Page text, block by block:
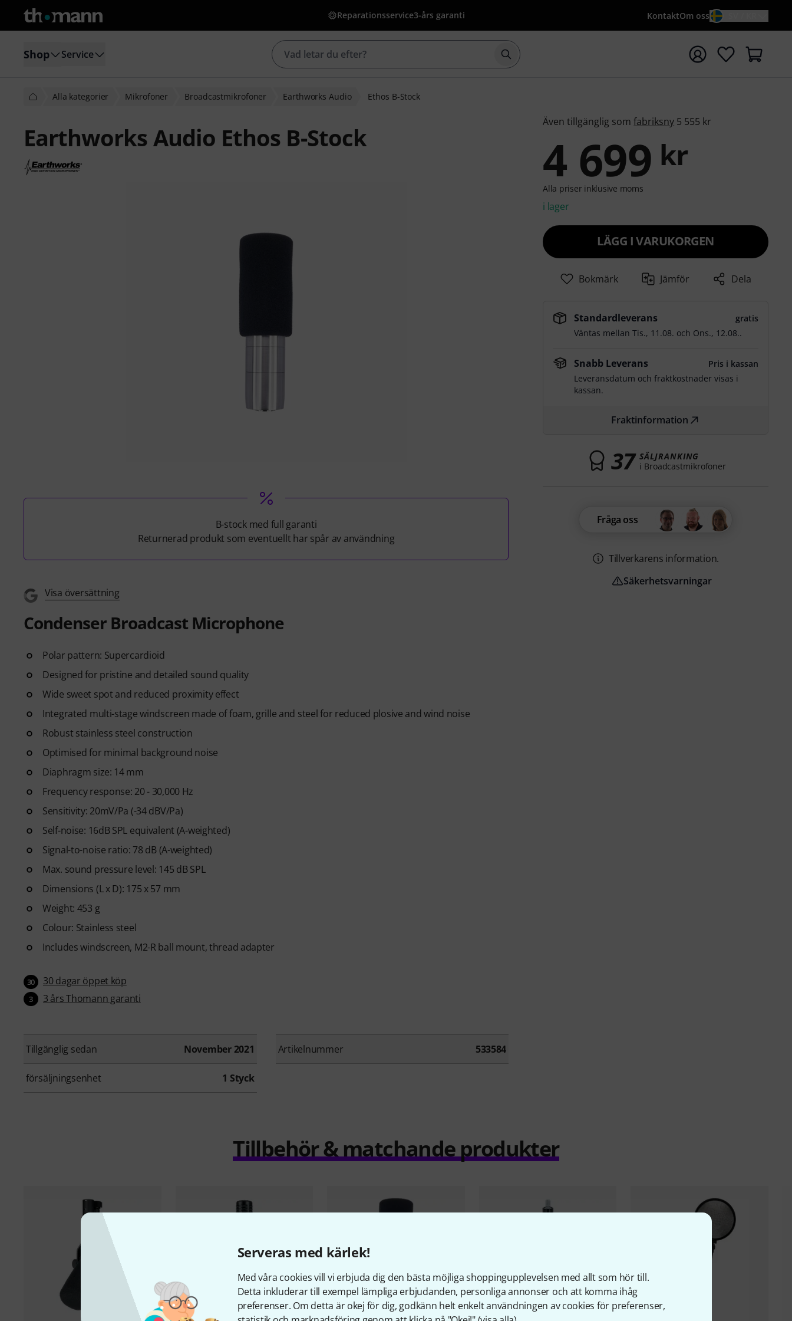
Serveras med kärlek!
Med våra cookies vill vi erbjuda dig den bästa möjliga shoppingupplevelsen med allt som hör till.
Detta inkluderar till exempel lämpliga erbjudanden, personliga annonser och att komma ihåg
preferenser. Om detta är okej för dig, godkänn helt enkelt användningen av cookies för preferenser,
Reparationsservice3-års garanti KontaktOm oss
Shop Service Börja sökningen med söktermen {searchTerm}
Alla kategorier Mikrofoner Broadcastmikrofoner Earthworks Audio Ethos B-Stock
Earthworks Audio Ethos B-Stock
B-stock med full garanti
Returnerad produkt som eventuellt har spår av användning
Visa översättning
Condenser Broadcast Microphone
Polar pattern: Supercardioid
Designed for pristine and detailed sound quality
Wide sweet spot and reduced proximity effect
Integrated multi-stage windscreen made of foam, grille and steel for reduced plosive and wind noise
Robust stainless steel construction
Optimised for minimal background noise
Diaphragm size: 14 mm
Frequency response: 20 - 30,000 Hz
Sensitivity: 20mV/Pa (-34 dBV/Pa)
Self-noise: 16dB SPL equivalent (A-weighted)
Signal-to-noise ratio: 78 dB (A-weighted)
Max. sound pressure level: 145 dB SPL
Dimensions (L x D): 175 x 57 mm
Weight: 453 g
Colour: Stainless steel
Includes windscreen, M2-R ball mount, thread adapter
30 30 dagar öppet köp
3 3 års Thomann garanti
Tillgänglig sedan November 2021 Artikelnummer 533584
försäljningsenhet 1 Styck
Även tillgänglig somfabriksny 5 555 kr
4 699 kr
Alla priser inklusive moms
i lager
LÄGG I VARUKORGEN
Bokmärk Jämför Dela
Standardleverans
gratis
Väntas mellanTis., 11.08. och Ons., 12.08..
Snabb Leverans
Pris i kassan
Leveransdatum och fraktkostnader visas i
kassan.
Fraktinformation
37 SÄLJRANKING
i Broadcastmikrofoner
Fråga oss
Tillverkarens information.
Säkerhetsvarningar
Tillbehör & matchande produkter